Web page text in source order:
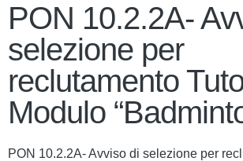
PON 10.2.2A-
selezione per
reclutamento
Modulo
PON 10.2.2A- Avviso di selezione per